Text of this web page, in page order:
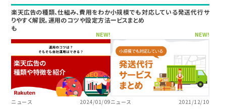
楽天広告の種類、仕組み、費用をわか
りやすく解説。運用のコツや設定方法
も
NEW!
ニュース 2024/01/09
小規模でも対応している発送代行サ
ービスまとめ
NEW!
ニュース 2021/12/10